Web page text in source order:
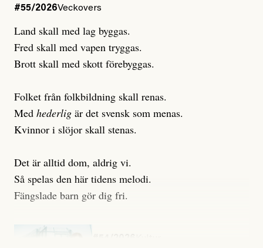
#55/2026Veckovers
Land skall med lag byggas.
Fred skall med vapen tryggas.
Brott skall med skott förebyggas.
Folket från folkbildning skall renas.
Med hederlig är det svensk som menas.
Kvinnor i slöjor skall stenas.
Det är alltid dom, aldrig vi.
Så spelas den här tidens melodi.
Fängslade barn gör dig fri.